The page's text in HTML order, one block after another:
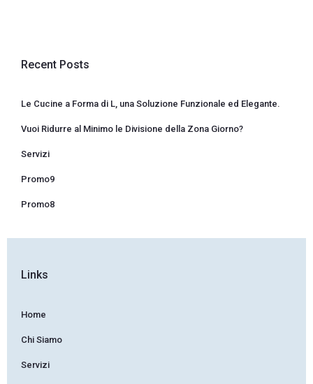
Recent Posts
Le Cucine a Forma di L, una Soluzione Funzionale ed Elegante.
Vuoi Ridurre al Minimo le Divisione della Zona Giorno?
Servizi
Promo9
Promo8
Links
Home
Chi Siamo
Servizi